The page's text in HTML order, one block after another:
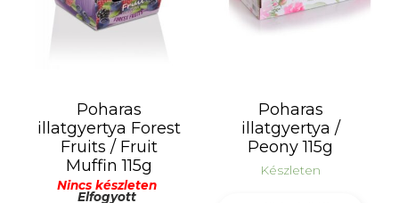
Poharas
illatgyertya Forest
Fruits / Fruit
Muffin 115g
Nincs készleten
Elfogyott
Poharas
illatgyertya /
Peony 115g
Készleten